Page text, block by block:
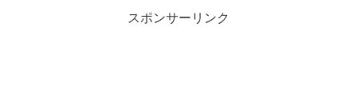
スポンサーリンク